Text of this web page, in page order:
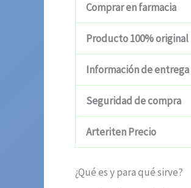
Comprar en farmacia
Producto 100% original
Información de entrega
Seguridad de compra
Arteriten Precio
¿Qué es y para qué sirve?